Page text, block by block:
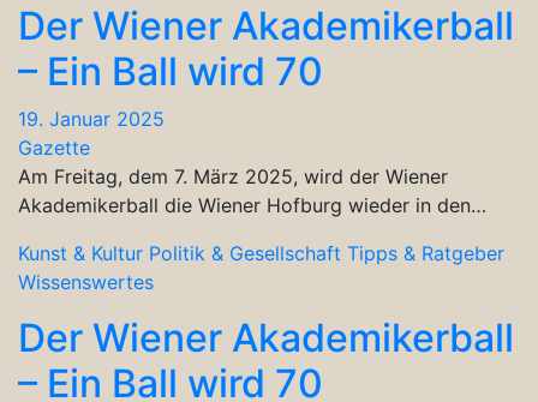
Der Wiener Akademikerball
– Ein Ball wird 70
19. Januar 2025
Gazette
Am Freitag, dem 7. März 2025, wird der Wiener
Akademikerball die Wiener Hofburg wieder in den…
Kunst & Kultur Politik & Gesellschaft Tipps & Ratgeber
Wissenswertes
Der Wiener Akademikerball
– Ein Ball wird 70